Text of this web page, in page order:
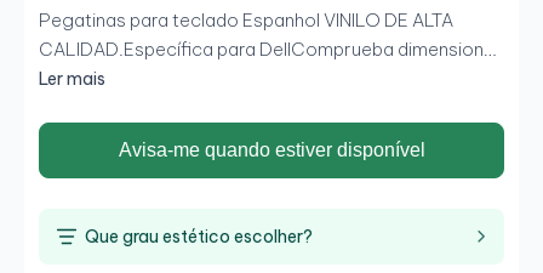
Pegatinas para teclado Espanhol VINILO DE ALTA
CALIDAD.Específica para DellComprueba dimensiones
antes de comprar: 12mm x 13,2mm-Tamanho:
FINO máxima qualidade preto MATE.-Comparativa na
foto.-Hechas de forma genérica para todo tipo de
ÁLCOOL ANTES DE COLOCAR.
Ler mais
Avisa-me quando estiver disponível
Que grau estético escolher?